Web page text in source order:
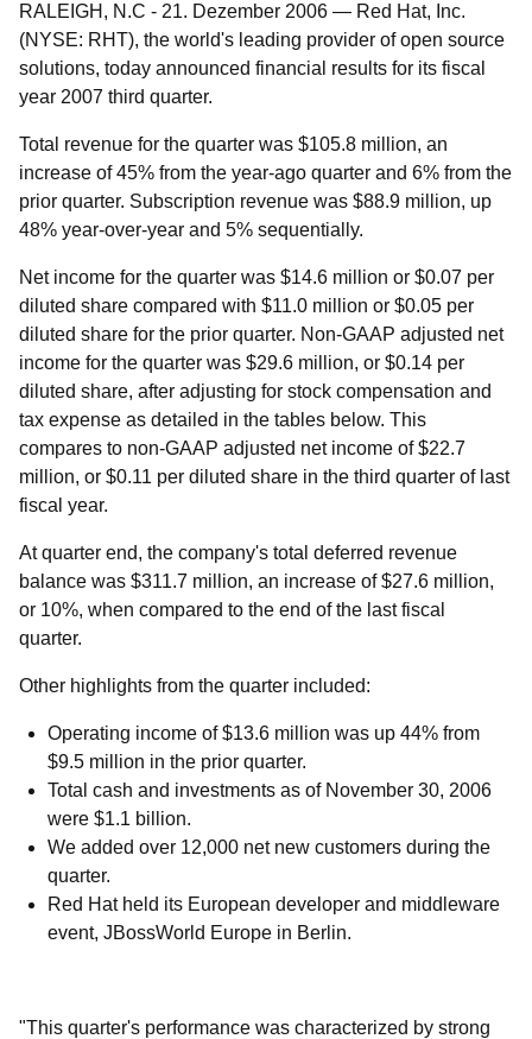
RALEIGH, N.C - 21. Dezember 2006 — Red Hat, Inc.
(NYSE: RHT), the world's leading provider of open source
solutions, today announced financial results for its fiscal
year 2007 third quarter.
Total revenue for the quarter was $105.8 million, an
increase of 45% from the year-ago quarter and 6% from the
prior quarter. Subscription revenue was $88.9 million, up
48% year-over-year and 5% sequentially.
Net income for the quarter was $14.6 million or $0.07 per
diluted share compared with $11.0 million or $0.05 per
diluted share for the prior quarter. Non-GAAP adjusted net
income for the quarter was $29.6 million, or $0.14 per
diluted share, after adjusting for stock compensation and
tax expense as detailed in the tables below. This
compares to non-GAAP adjusted net income of $22.7
million, or $0.11 per diluted share in the third quarter of last
fiscal year.
At quarter end, the company's total deferred revenue
balance was $311.7 million, an increase of $27.6 million,
or 10%, when compared to the end of the last fiscal
quarter.
Other highlights from the quarter included:
Operating income of $13.6 million was up 44% from
$9.5 million in the prior quarter.
Total cash and investments as of November 30, 2006
were $1.1 billion.
We added over 12,000 net new customers during the
quarter.
Red Hat held its European developer and middleware
event, JBossWorld Europe in Berlin.
"This quarter's performance was characterized by strong